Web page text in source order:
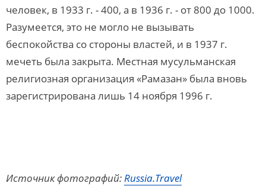
человек, в 1933 г. - 400, а в 1936 г. - от 800 до 1000.
Разумеется, это не могло не вызывать
беспокойства со стороны властей, и в 1937 г.
мечеть была закрыта. Местная мусульманская
религиозная организация «Ра­мазан» была вновь
зарегистрирована лишь 14 ноября 1996 г.
Источник фотографий:Russia.Travel